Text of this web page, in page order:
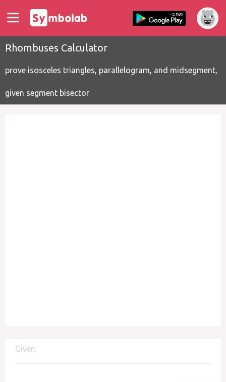
Rhombuses Calculator
prove isosceles triangles, parallelogram, and midsegment,
given segment bisector
Given: